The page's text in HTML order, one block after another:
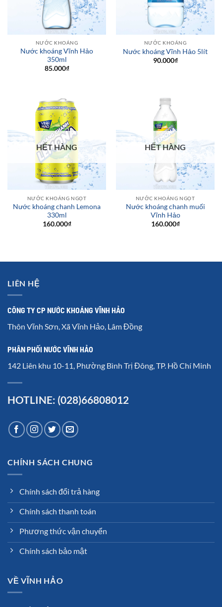
NƯỚC KHOÁNG
Nước khoáng Vĩnh Hảo
350ml
85.000₫
NƯỚC KHOÁNG
Nước khoáng Vĩnh Hảo 5lít
90.000₫
HẾT HÀNG
NƯỚC KHOÁNG NGỌT
Nước khoáng chanh Lemona
330ml
160.000₫
HẾT HÀNG
NƯỚC KHOÁNG NGỌT
Nước khoáng chanh muối
Vĩnh Hảo
160.000₫
LIÊN HỆ
CÔNG TY CP NƯỚC KHOÁNG VĨNH HẢO
Thôn Vĩnh Sơn, Xã Vĩnh Hảo, Lâm Đồng
PHÂN PHỐI NƯỚC VĨNH HẢO
142 Liên khu 10-11, Phường Bình Trị Đông, TP. Hồ Chí Minh
HOTLINE: (028)66808012
CHÍNH SÁCH CHUNG
Chính sách đổi trả hàng
Chính sách thanh toán
Phương thức vận chuyển
Chính sách bảo mật
VỀ VĨNH HẢO